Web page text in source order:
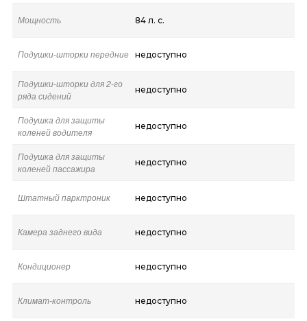
Мощность 84 л. с.
Подушки-шторки передние недоступно
Подушки-шторки для 2-го
ряда сидений
недоступно
Подушка для защиты
коленей водителя
недоступно
Подушка для защиты
коленей пассажира
недоступно
Штатный парктроник недоступно
Камера заднего вида недоступно
Кондиционер недоступно
Климат-контроль недоступно